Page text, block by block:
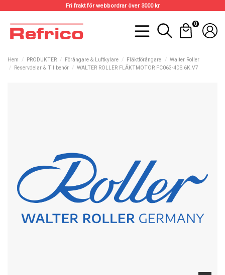
Fri frakt för webbordrar över 3000 kr
0
Hem PRODUKTER Förångare & Luftkylare Fläktförångare
Walter Roller
Reservdelar & Tillbehör
WALTER ROLLER FLÄKTMOTOR FC063-4DS.6K.V7